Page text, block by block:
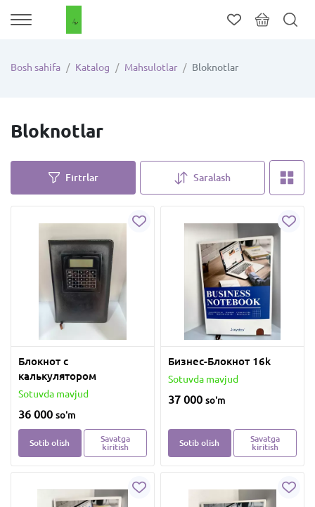
Bosh sahifa Katalog Mahsulotlar Bloknotlar
Bloknotlar
Firtrlar Saralash
Блокнот с
калькулятором
Sotuvda mavjud
36 000 so'm
Sotib olish
Savatga
kiritish
Бизнес-Блокнот 16k
Sotuvda mavjud
37 000 so'm
Sotib olish
Savatga
kiritish